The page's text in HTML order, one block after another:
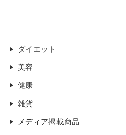
ダイエット
美容
健康
雑貨
メディア掲載商品